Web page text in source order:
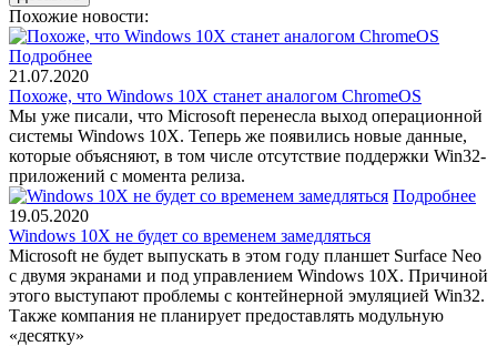
Похожие новости:
Подробнее
21.07.2020
Похоже, что Windows 10X станет аналогом ChromeOS
Мы уже писали, что Microsoft перенесла выход операционной
системы Windows 10X. Теперь же появились новые данные,
которые объясняют, в том числе отсутствие поддержки Win32-
приложений с момента релиза.
Подробнее
19.05.2020
Windows 10X не будет со временем замедляться
Microsoft не будет выпускать в этом году планшет Surface Neo
с двумя экранами и под управлением Windows 10X. Причиной
этого выступают проблемы с контейнерной эмуляцией Win32.
Также компания не планирует предоставлять модульную
«десятку»